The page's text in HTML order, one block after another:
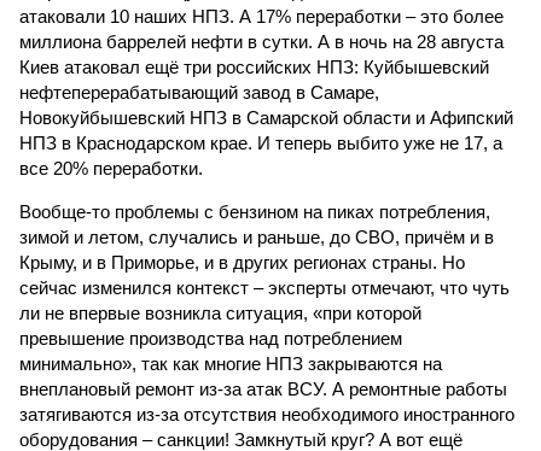
атаковали 10 наших НПЗ. А 17% переработки – это более
миллиона баррелей нефти в сутки. А в ночь на 28 августа
Киев атаковал ещё три российских НПЗ: Куйбышевский
нефтеперерабатывающий завод в Самаре,
Новокуйбышевский НПЗ в Самарской области и Афипский
НПЗ в Краснодарском крае. И теперь выбито уже не 17, а
все 20% переработки.
Вообще-то проблемы с бензином на пиках потребления,
зимой и летом, случались и раньше, до СВО, причём и в
Крыму, и в Приморье, и в других регионах страны. Но
сейчас изменился контекст – эксперты отмечают, что чуть
ли не впервые возникла ситуация, «при которой
превышение производства над потреблением
минимально», так как многие НПЗ закрываются на
внеплановый ремонт из-за атак ВСУ. А ремонтные работы
затягиваются из-за отсутствия необходимого иностранного
оборудования – санкции! Замкнутый круг? А вот ещё